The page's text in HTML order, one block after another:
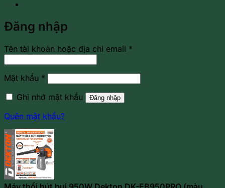
Đăng nhập
Tên tài khoản hoặc địa chỉ email *
Mật khẩu *
Ghi nhớ mật khẩu
Đăng nhập
Quên mật khẩu?